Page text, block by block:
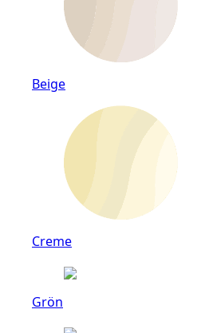
Beige
Creme
Grön